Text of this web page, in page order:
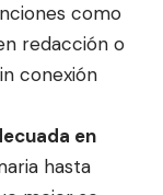
como
redacción o
conexión
en
hasta